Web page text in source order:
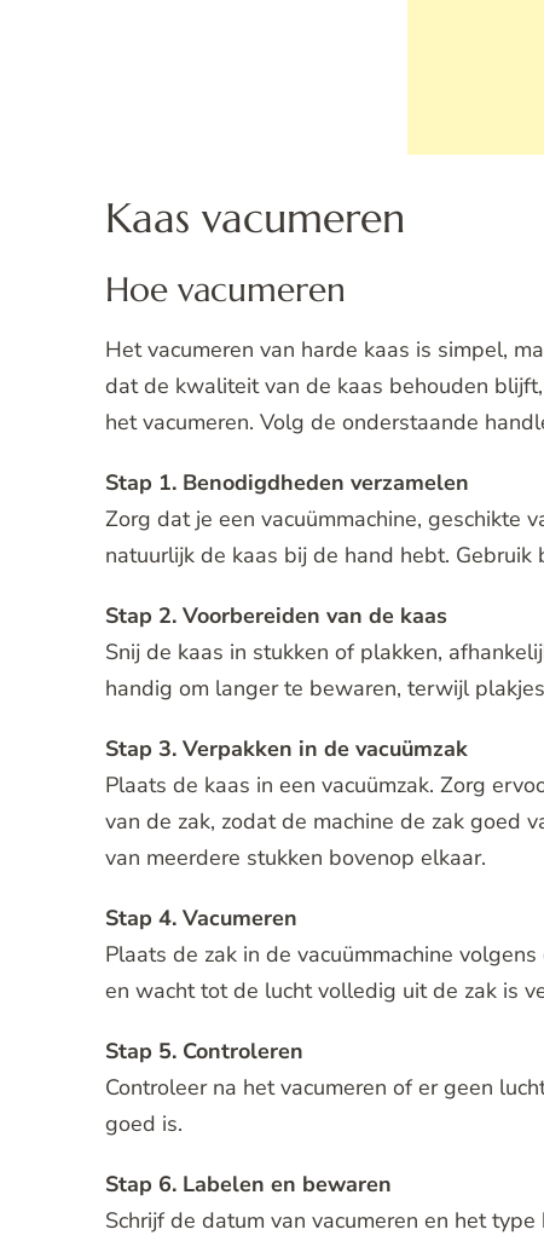
Kaas vacumeren
Hoe vacumeren
Het vacumeren van harde kaas is simpel,
dat de kwaliteit van de kaas behouden
het vacumeren. Volg de onderstaande
Stap 1. Benodigdheden verzamelen
Zorg dat je een vacuümmachine, geschikte
natuurlijk de kaas bij de hand hebt.
Stap 2. Voorbereiden van de kaas
Snij de kaas in stukken of plakken,
handig om langer te bewaren, terwijl
Stap 3. Verpakken in de vacuümzak
Plaats de kaas in een vacuümzak. Zorg
van de zak, zodat de machine de zak goed
van meerdere stukken bovenop elkaar.
Stap 4. Vacumeren
Plaats de zak in de vacuümmachine
en wacht tot de lucht volledig uit de zak is
Stap 5. Controleren
Controleer na het vacumeren of er geen
goed is.
Stap 6. Labelen en bewaren
Schrijf de datum van vacumeren en het